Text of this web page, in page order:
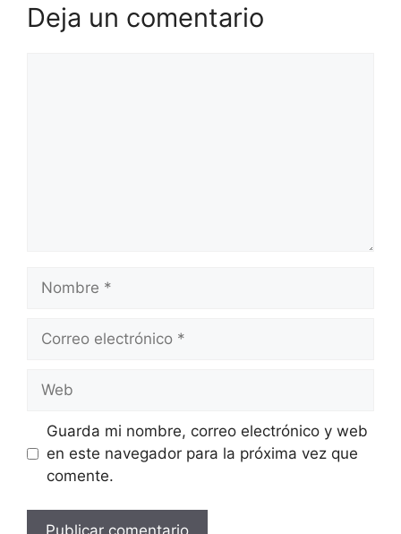
Deja un comentario
electrónico
Guarda mi nombre, correo electrónico y web
en este navegador para la próxima vez que
comente.